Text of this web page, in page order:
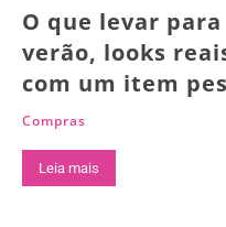
O que levar
verão, looks
com um item
Compras
Leia mais